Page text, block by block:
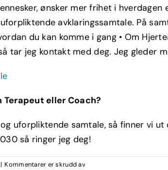
ønsker mer frihet i
avklaringssamtale. På
du kan komme i gang • Om
tar jeg kontakt med deg. Jeg gleder
Terapeut eller Coach?
uforpliktende samtale, så finner vi
så ringer jeg deg!
| Kommentarer er skrudd avfor